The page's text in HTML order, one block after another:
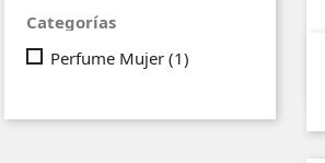
Categorías
Perfume Mujer (1)